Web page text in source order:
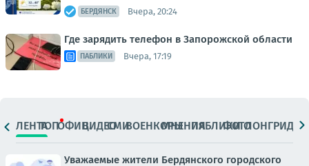
БЕРДЯНСК Вчера, 20:24
Где зарядить телефон в Запорожской области
ПАБЛИКИ Вчера, 17:19
ЛЕНТАТОПОФИЦ.ВИДЕОСМИВОЕНКОРЫМНЕНИЯПАБЛИКИ
ФОТОЛОНГРИДЫ
Уважаемые жители Бердянского городского